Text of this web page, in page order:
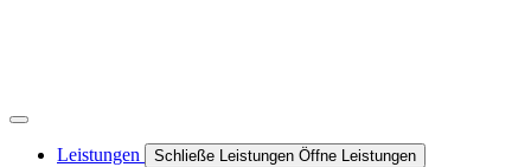
Leistungen Schließe Leistungen Öffne Leistungen